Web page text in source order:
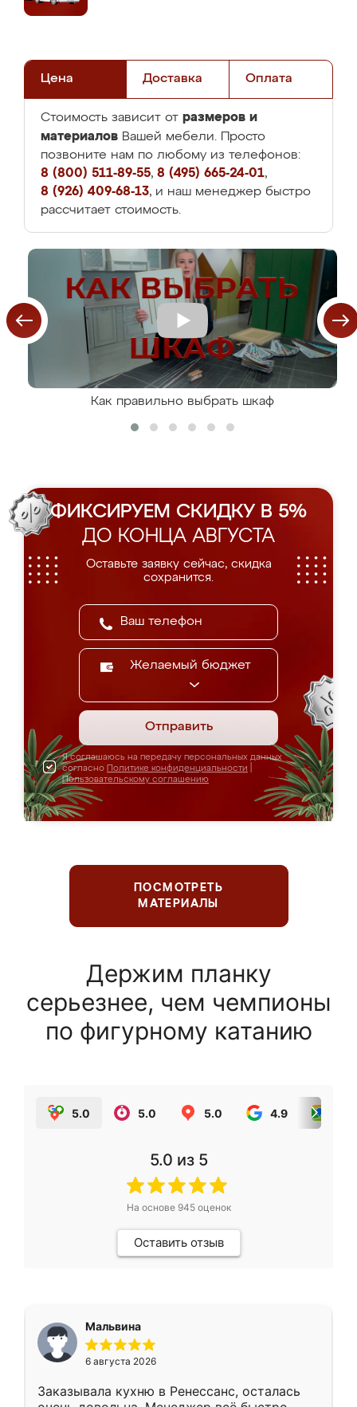
Цена Доставка Оплата
Стоимость зависит от размеров и
материалов Вашей мебели. Просто
позвоните нам по любому из телефонов:
8 (800) 511-89-55, 8 (495) 665-24-01,
8 (926) 409-68-13, и наш менеджер быстро
рассчитает стоимость.
Как правильно выбрать шкаф
ФИКСИРУЕМ СКИДКУ В 5%
ДО КОНЦА АВГУСТА
Оставьте заявку сейчас, скидка
сохранится.
Желаемый бюджет
Отправить
Я соглашаюсь на передачу персональных данных
согласно Политике конфиденциальности
Пользовательскому соглашению
ПОСМОТРЕТЬ
МАТЕРИАЛЫ
Держим планку
серьезнее, чем чемпионы
по фигурному катанию
5.0 5.0 5.0 4.9
5.0 из 5
На основе 945оценок
Оставить отзыв
Мальвина
6 августа 2026
Заказывала кухню в Ренессанс, осталась